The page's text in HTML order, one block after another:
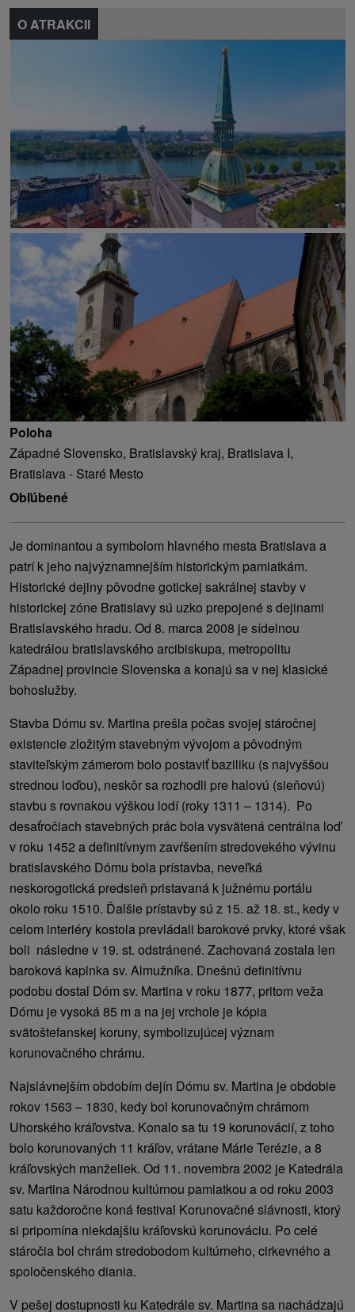
O ATRAKCII
Poloha
Západné Slovensko, Bratislavský kraj, Bratislava I,
Bratislava - Staré Mesto
Obľúbené
Je dominantou a symbolom hlavného mesta Bratislava a
patrí k jeho najvýznamnejším historickým pamiatkám.
Historické dejiny pôvodne gotickej sakrálnej stavby v
historickej zóne Bratislavy sú uzko prepojené s dejinami
Bratislavského hradu. Od 8. marca 2008 je sídelnou
katedrálou bratislavského arcibiskupa, metropolitu
Západnej provincie Slovenska a konajú sa v nej klasické
bohoslužby.
Stavba Dómu sv. Martina prešla počas svojej stáročnej
existencie zložitým stavebným vývojom a pôvodným
staviteľským zámerom bolo postaviť baziliku (s najvyššou
strednou loďou), neskôr sa rozhodli pre halovú (sieňovú)
stavbu s rovnakou výškou lodí (roky 1311 – 1314). Po
desaťročiach stavebných prác bola vysvätená centrálna loď
v roku 1452 a definitívnym zavŕšením stredovekého vývinu
bratislavského Dómu bola prístavba, neveľká
neskorogotická predsieň pristavaná k južnému portálu
okolo roku 1510. Ďalšie prístavby sú z 15. až 18. st., kedy v
celom interiéry kostola prevládali barokové prvky, ktoré však
boli následne v 19. st. odstránené. Zachovaná zostala len
baroková kaplnka sv. Almužníka. Dnešnú definitívnu
podobu dostal Dóm sv. Martina v roku 1877, pritom veža
Dómu je vysoká 85 m a na jej vrchole je kópia
svätoštefanskej koruny, symbolizujúcej význam
korunovačného chrámu.
Najslávnejším obdobím dejín Dómu sv. Martina je obdobie
rokov 1563 – 1830, kedy bol korunovačným chrámom
Uhorského kráľovstva. Konalo sa tu 19 korunovácií, z toho
bolo korunovaných 11 kráľov, vrátane Márie Terézie, a 8
kráľovských manželiek. Od 11. novembra 2002 je Katedrála
sv. Martina Národnou kultúrnou pamiatkou a od roku 2003
satu každoročne koná festival Korunovačné slávnosti, ktorý
si pripomína niekdajšiu kráľovskú korunováciu. Po celé
stáročia bol chrám stredobodom kultúrneho, cirkevného a
spoločenského diania.
V pešej dostupnosti ku Katedrále sv. Martina sa nachádzajú